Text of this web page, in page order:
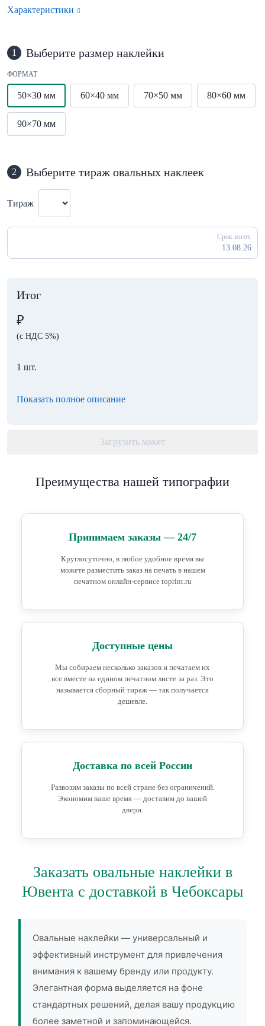
Характеристики
1 Выберите размер наклейки
ФОРМАТ
50×30 мм 60×40 мм 70×50 мм 80×60 мм
90×70 мм
2 Выберите тираж овальных наклеек
Тираж
Срок изгот.
13.08.26
Итог
₽
(с НДС 5%)
1 шт.
Показать полное описание
Загрузить макет
Преимущества нашей типографии
Принимаем заказы — 24/7
Круглосуточно, в любое удобное время вы
можете разместить заказ на печать в нашем
печатном онлайн-сервисе toprint.ru
Доступные цены
Мы собираем несколько заказов и печатаем их
все вместе на едином печатном листе за раз. Это
называется сборный тираж — так получается
дешевле.
Доставка по всей России
Развозим заказы по всей стране без ограничений.
Экономим ваше время — доставим до вашей
двери.
Заказать овальные наклейки в
Ювента с доставкой в Чебоксары
Овальные наклейки — универсальный и
эффективный инструмент для привлечения
внимания к вашему бренду или продукту.
Элегантная форма выделяется на фоне
стандартных решений, делая вашу продукцию
более заметной и запоминающейся.